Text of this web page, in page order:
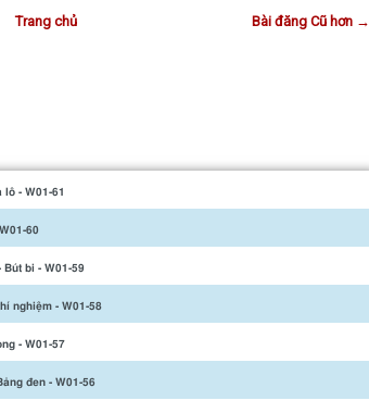
Bài đăng Cũ hơn →
Trang chủ
lô - W01-61
60
Bút bi - W01-59
nghiệm - W01-58
- W01-57
đen - W01-56